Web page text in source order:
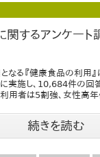
するアンケート
となる『健康食品の利用
施し、10,684件の回答
用者は5割強、女性高
続きを読む